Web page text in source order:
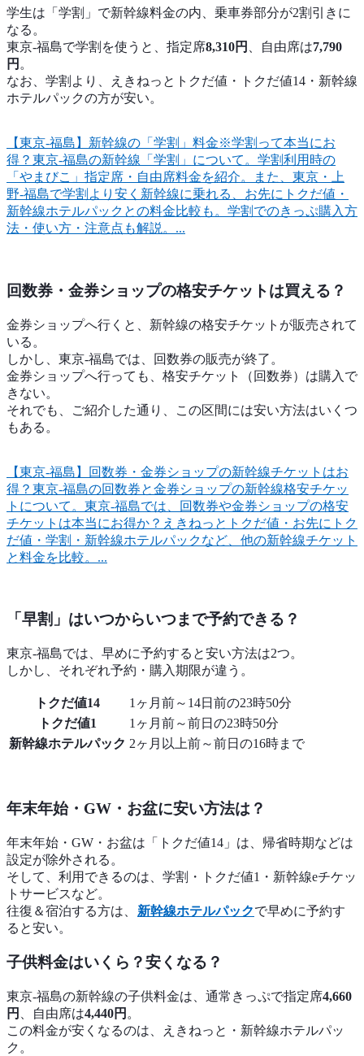
学生は「学割」で新幹線料金の内、乗車券部分が2割引きに
なる。
東京-福島で学割を使うと、指定席8,310円 、自由席は7,790
円 。
なお、学割より、えきねっとトクだ値・トクだ値14・新幹線
ホテルパックの方が安い。
【東京-福島】新幹線の「学割」料金※学割って本当にお
得？ 東京-福島の新幹線「学割」について。学割利用時の
「やまびこ」指定席・自由席料金を紹介。また、東京・上
野-福島で学割より安く新幹線に乗れる、お先にトクだ値・
新幹線ホテルパックとの料金比較も。学割でのきっぷ購入方
法・使い方・注意点も解説。...
回数券・金券ショップの格安チケットは買える？
金券ショップへ行くと、新幹線の格安チケットが販売されて
いる。
しかし、東京-福島では、回数券の販売が終了。
金券ショップへ行っても、格安チケット（回数券）は購入で
きない。
それでも、ご紹介した通り、この区間には安い方法はいくつ
もある。
【東京-福島】回数券・金券ショップの新幹線チケットはお
得？ 東京-福島の回数券と金券ショップの新幹線格安チケッ
トについて。東京-福島では、回数券や金券ショップの格安
チケットは本当にお得か？えきねっとトクだ値・お先にトク
だ値・学割・新幹線ホテルパックなど、他の新幹線チケット
と料金を比較。...
「早割」はいつからいつまで予約できる？
東京-福島では、早めに予約すると安い方法は2つ。
しかし、それぞれ予約・購入期限が違う。
トクだ値14
1ヶ月前～14日前の23時50分
トクだ値1
1ヶ月前～前日の23時50分
新幹線ホテルパック 2ヶ月以上前～前日の16時まで
年末年始・GW・お盆に安い方法は？
年末年始・GW・お盆は「トクだ値14」は、帰省時期などは
設定が除外される。
そして、利用できるのは、学割・トクだ値1・新幹線eチケッ
トサービスなど。
往復＆宿泊する方は、
新幹線ホテルパックで早めに予約す
ると安い。
子供料金はいくら？安くなる？
東京-福島の新幹線の子供料金は、通常きっぷで指定席4,660
円
、自由席は4,440円 。
この料金が安くなるのは、えきねっと・新幹線ホテルパッ
ク。